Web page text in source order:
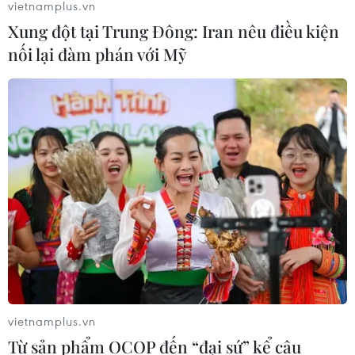
Hy Lạp nỗ lực dập tắt đám cháy rừng
mới gần Athens
10/08/2026 12:14
Philippines hỗ trợ các cộng đồng bị
ảnh hưởng thời tiết cực đoan
10/08/2026 10:40
Thời tiết nắng nóng ở khu vực Trung
Bộ có khả năng kéo dài
10/08/2026 09:08
vietnamplus.vn
Xung đột tại Trung Đông: Iran nêu điều kiện
nối lại đàm phán với Mỹ
vietnamplus.vn
Từ sản phẩm OCOP đến “đại sứ” kể câu